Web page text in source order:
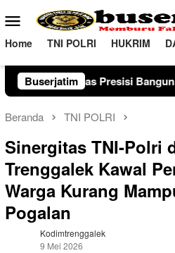
ke
konten
Menu
Mobile
Home TNI POLRI HUKRIM
Buserjatim
Bangun Komunikasi Perkuat
Beranda TNI POLRI
Sinergitas TNI-Polri
Trenggalek Kawal
Warga Kurang
Pogalan
Kodimtrenggalek
9 Mei 2026